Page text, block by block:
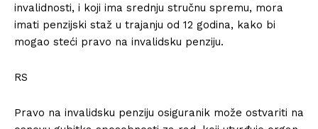
invalidnosti, i koji ima srednju stručnu spremu, mora
imati penzijski staž u trajanju od 12 godina, kako bi
mogao steći pravo na invalidsku penziju.
RS
Pravo na invalidsku penziju osiguranik može ostvariti na